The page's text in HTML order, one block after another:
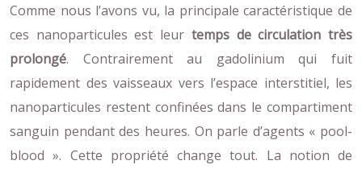
Comme nous l’avons vu, la principale caractéristique de
ces nanoparticules est leur temps de circulation très
prolongé. Contrairement au gadolinium qui fuit
rapidement des vaisseaux vers l’espace interstitiel, les
nanoparticules restent confinées dans le compartiment
sanguin pendant des heures. On parle d’agents « pool-
blood ». Cette propriété change tout. La notion de